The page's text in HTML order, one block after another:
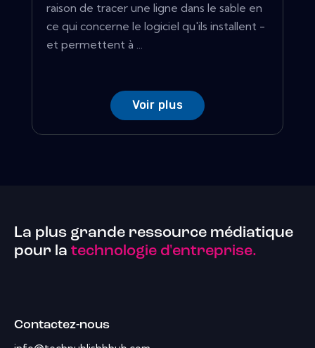
raison de tracer une ligne dans le sable en
ce qui concerne le logiciel qu'ils installent -
et permettent à ...
Voir plus
La plus grande ressource médiatique
pour la technologie d'entreprise.
Contactez-nous